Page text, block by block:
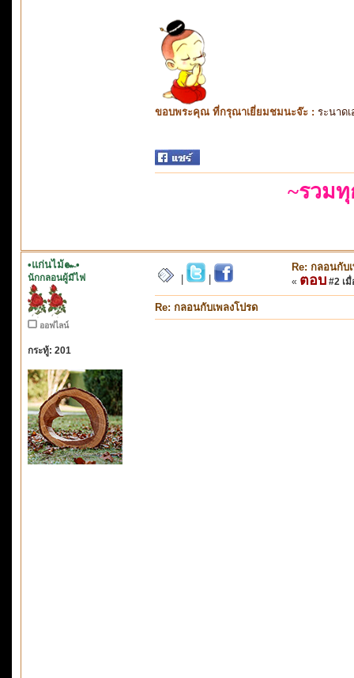
ขอบพระคุณ ที่กรุณาเยี่ยมชมนะจ๊ะ : ระนาดเ
~รวม
•แก่นไม้๛•
นักกลอนผู้มีไฟ
ออฟไลน์
กระทู้: 201
Re: กลอนกับ
« ตอบ #2 เมื่
Re: กลอนกับเพลงโปรด